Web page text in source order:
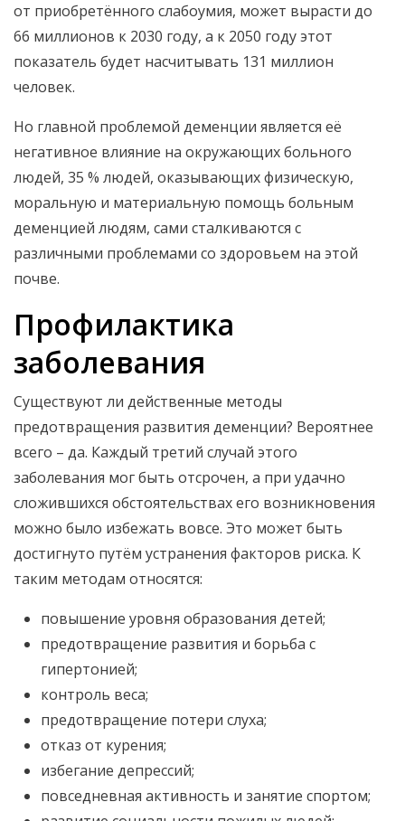
от приобретённого слабоумия, может вырасти до
66 миллионов к 2030 году, а к 2050 году этот
показатель будет насчитывать 131 миллион
человек.
Но главной проблемой деменции является её
негативное влияние на окружающих больного
людей, 35 % людей, оказывающих физическую,
моральную и материальную помощь больным
деменцией людям, сами сталкиваются с
различными проблемами со здоровьем на этой
почве.
Профилактика
заболевания
Существуют ли действенные методы
предотвращения развития деменции? Вероятнее
всего – да. Каждый третий случай этого
заболевания мог быть отсрочен, а при удачно
сложившихся обстоятельствах его возникновения
можно было избежать вовсе. Это может быть
достигнуто путём устранения факторов риска. К
таким методам относятся:
повышение уровня образования детей;
предотвращение развития и борьба с
гипертонией;
контроль веса;
предотвращение потери слуха;
отказ от курения;
избегание депрессий;
повседневная активность и занятие спортом;